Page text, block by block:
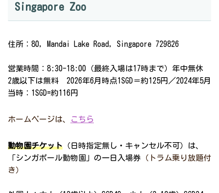
Singapore Zoo
住所：80, Mandai Lake Road, Singapore 729826
営業時間：8:30-18:00（最終入場は17時まで）年中無休
2歳以下は無料 2026年6月時点1SGD＝約125円／2024年5月
当時：1SGD=約116円
ホームページは、 こちら
動物園チケット （日時指定無し・キャンセル不可）は、
「シンガポール動物園」の一日入場券 （トラム乗り放題付
き）